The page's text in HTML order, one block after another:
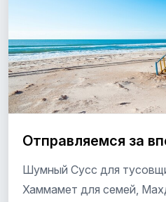
Отправляемся за
Шумный Сусс для
Хаммамет для семей,